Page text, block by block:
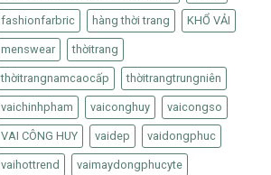
fashionfarbric hàng thời trang KHỔ VẢI
menswear thờitrang
thờitrangnamcaocấp thờitrangtrungniên
vaichinhpham vaiconghuy vaicongso
VAI CÔNG HUY vaidep vaidongphuc
vaihottrend vaimaydongphucyte